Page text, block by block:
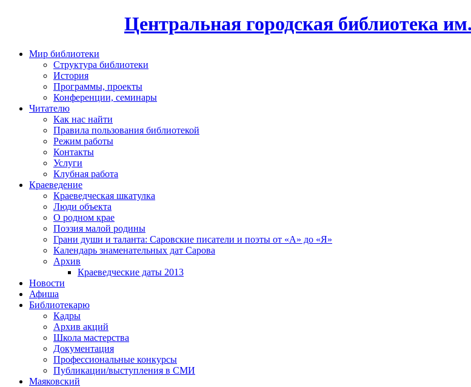
Центральная городская библиотека
Мир библиотеки
Структура библиотеки
История
Программы, проекты
Конференции, семинары
Читателю
Как нас найти
Правила пользования библиотекой
Режим работы
Контакты
Услуги
Клубная работа
Краеведение
Краеведческая шкатулка
Люди объекта
О родном крае
Поэзия малой родины
Грани души и таланта: Саровские писатели и поэты от «А» до «Я»
Календарь знаменательных дат Сарова
Архив
Краеведческие даты 2013
Новости
Афиша
Библиотекарю
Кадры
Архив акций
Школа мастерства
Документация
Профессиональные конкурсы
Публикации/выступления в СМИ
Маяковский